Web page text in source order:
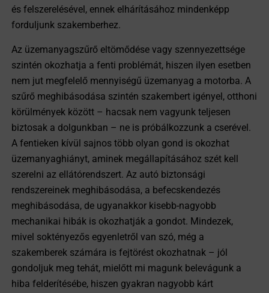
és felszerelésével, ennek elhárításához mindenképp
forduljunk szakemberhez.
Az üzemanyagszűrő eltömődése vagy szennyezettsége
szintén okozhatja a fenti problémát, hiszen ilyen esetben
nem jut megfelelő mennyiségű üzemanyag a motorba. A
szűrő meghibásodása szintén szakembert igényel, otthoni
körülmények között – hacsak nem vagyunk teljesen
biztosak a dolgunkban – ne is próbálkozzunk a cserével.
A fentieken kívül sajnos több olyan gond is okozhat
üzemanyaghiányt, aminek megállapításához szét kell
szerelni az ellátórendszert. Az autó biztonsági
rendszereinek meghibásodása, a befecskendezés
meghibásodása, de ugyanakkor kisebb-nagyobb
mechanikai hibák is okozhatják a gondot. Mindezek,
mivel soktényezős egyenletről van szó, még a
szakemberek számára is fejtörést okozhatnak – jól
gondoljuk meg tehát, mielőtt mi magunk belevágunk a
hiba felderítésébe, hiszen gyakran nagyobb kárt